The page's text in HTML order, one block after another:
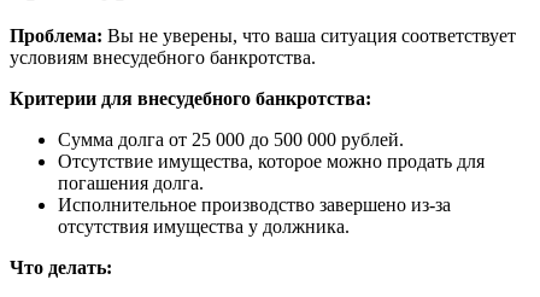
Проблема: Вы не уверены, что ваша ситуация соответствует
условиям внесудебного банкротства.
Критерии для внесудебного банкротства:
Сумма долга от 25 000 до 500 000 рублей.
Отсутствие имущества, которое можно продать для
погашения долга.
Исполнительное производство завершено из-за
отсутствия имущества у должника.
Что делать: